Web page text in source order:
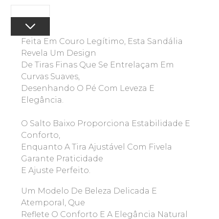
Feita Em Couro Legítimo, Esta Sandália
Revela Um Design
De Tiras Finas Que Se Entrelaçam Em
Curvas Suaves,
Desenhando O Pé Com Leveza E
Elegância.
O Salto Baixo Proporciona Estabilidade E
Conforto,
Enquanto A Tira Ajustável Com Fivela
Garante Praticidade
E Ajuste Perfeito.
Um Modelo De Beleza Delicada E
Atemporal, Que
Reflete O Conforto E A Elegância Natural